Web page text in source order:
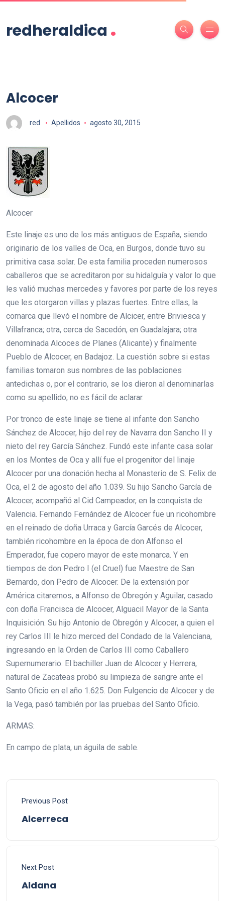
redheraldica .
Alcocer
red Apellidos agosto 30, 2015
Alcocer
Este linaje es uno de los más antiguos de España, siendo
originario de los valles de Oca, en Burgos, donde tuvo su
primitiva casa solar. De esta familia proceden numerosos
caballeros que se acreditaron por su hidalguía y valor lo que
les valió muchas mercedes y favores por parte de los reyes
que les otorgaron villas y plazas fuertes. Entre ellas, la
comarca que llevó el nombre de Alcicer, entre Briviesca y
Villafranca; otra, cerca de Sacedón, en Guadalajara; otra
denominada Alcoces de Planes (Alicante) y finalmente
Pueblo de Alcocer, en Badajoz. La cuestión sobre si estas
familias tomaron sus nombres de las poblaciones
antedichas o, por el contrario, se los dieron al denominarlas
como su apellido, no es fácil de aclarar.
Por tronco de este linaje se tiene al infante don Sancho
Sánchez de Alcocer, hijo del rey de Navarra don Sancho II y
nieto del rey García Sánchez. Fundó este infante casa solar
en los Montes de Oca y allí fue el progenitor del linaje
Alcocer por una donación hecha al Monasterio de S. Felix de
Oca, el 2 de agosto del año 1.039. Su hijo Sancho García de
Alcocer, acompañó al Cid Campeador, en la conquista de
Valencia. Fernando Fernández de Alcocer fue un ricohombre
en el reinado de doña Urraca y García Garcés de Alcocer,
también ricohombre en la época de don Alfonso el
Emperador, fue copero mayor de este monarca. Y en
tiempos de don Pedro I (el Cruel) fue Maestre de San
Bernardo, don Pedro de Alcocer. De la extensión por
América citaremos, a Alfonso de Obregón y Aguilar, casado
con doña Francisca de Alcocer, Alguacil Mayor de la Santa
Inquisición. Su hijo Antonio de Obregón y Alcocer, a quien el
rey Carlos III le hizo merced del Condado de la Valenciana,
ingresando en la Orden de Carlos III como Caballero
Supernumerario. El bachiller Juan de Alcocer y Herrera,
natural de Zacateas probó su limpieza de sangre ante el
Santo Oficio en el año 1.625. Don Fulgencio de Alcocer y de
la Vega, pasó también por las pruebas del Santo Oficio.
ARMAS:
En campo de plata, un águila de sable.
Previous Post
Alcerreca
Next Post
Aldana